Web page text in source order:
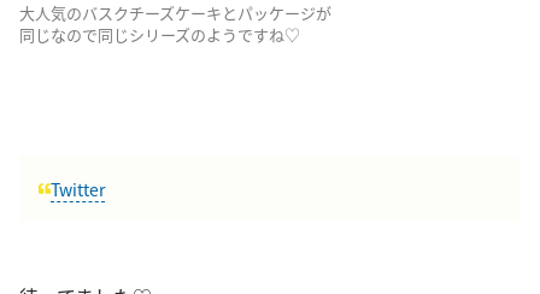
大人気のバスクチーズケーキとパッケージが
同じなので同じシリーズのようですね♡
Twitter